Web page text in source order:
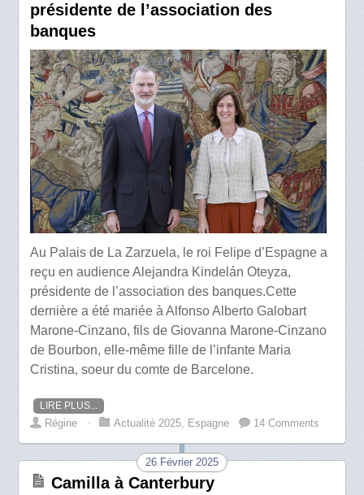
présidente de l’association des
banques
Au Palais de La Zarzuela, le roi Felipe d’Espagne a
reçu en audience Alejandra Kindelán Oteyza,
présidente de l’association des banques.Cette
dernière a été mariée à Alfonso Alberto Galobart
Marone-Cinzano, fils de Giovanna Marone-Cinzano
de Bourbon, elle-même fille de l’infante Maria
Cristina, soeur du comte de Barcelone.
LIRE PLUS...
Régine ⋅ Actualité 2025, Espagne 14 Comments
26 Février 2025
Camilla à Canterbury